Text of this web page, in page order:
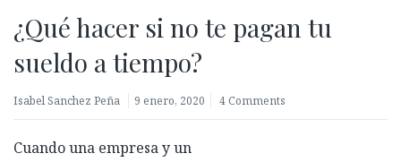
¿Qué hacer si no te pagan tu
sueldo a tiempo?
Isabel Sanchez Peña 9 enero, 2020 4 Comments
Cuando una empresa y un